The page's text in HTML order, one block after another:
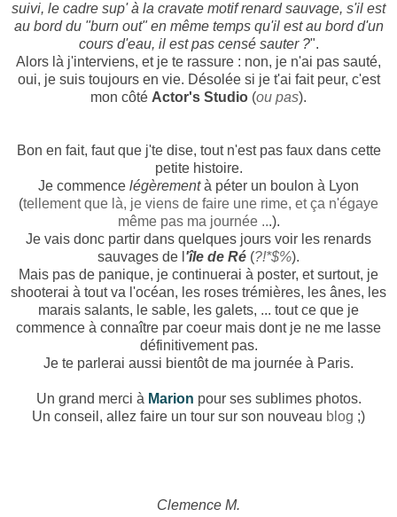
suivi, le cadre sup' à la cravate motif renard sauvage, s'il est
au bord du "burn out" en même temps qu'il est au bord d'un
cours d'eau, il est pas censé sauter ?".
Alors là j'interviens, et je te rassure : non, je n'ai pas sauté,
oui, je suis toujours en vie. Désolée si je t'ai fait peur, c'est
mon côté Actor's Studio (ou pas).
Bon en fait, faut que j'te dise, tout n'est pas faux dans cette
petite histoire.
Je commence légèrementà péter un boulon à Lyon
(tellement que là, je viens de faire une rime, et ça n'égaye
même pas ma journée ...).
Je vais donc partir dans quelques jours voir les renards
sauvages de l 'île de Ré (?!*$%).
Mais pas de panique, je continuerai à poster, et surtout, je
shooterai à tout va l'océan, les roses trémières, les ânes, les
marais salants, le sable, les galets, ... tout ce que je
commence à connaître par coeur mais dont je ne me lasse
définitivement pas.
Je te parlerai aussi bientôt de ma journée à Paris.
Un grand merci à Marion pour ses sublimes photos.
Un conseil, allez faire un tour sur son nouveau blog ;)
Clemence M.